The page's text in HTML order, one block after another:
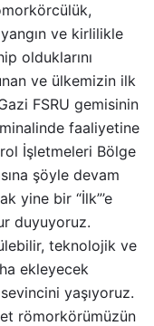
ve kirlilikle
olduklarını
ve ülkemizin ilk
FSRU gemisinin
faaliyetine
İşletmeleri Bölge
şöyle devam
yine bir “İlk”’e
duyuyoruz.
teknolojik ve
ekleyecek
yaşıyoruz.
römorkörümüzün